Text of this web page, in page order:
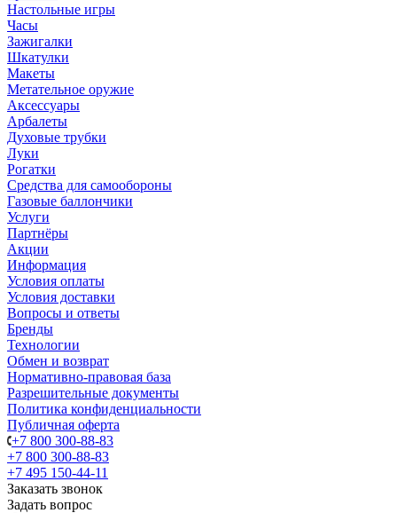
Настольные игры
Часы
Зажигалки
Шкатулки
Макеты
Метательное оружие
Аксессуары
Арбалеты
Духовые трубки
Луки
Рогатки
Средства для самообороны
Газовые баллончики
Услуги
Партнёры
Акции
Информация
Условия оплаты
Условия доставки
Вопросы и ответы
Бренды
Технологии
Обмен и возврат
Нормативно-правовая база
Разрешительные документы
Политика конфиденциальности
Публичная оферта
+7 800 300-88-83
+7 800 300-88-83
+7 495 150-44-11
Заказать звонок
Задать вопрос